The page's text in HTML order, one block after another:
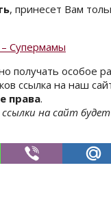
, принесет Вам
Супермамы
получать особое
ссылка на наш
права.
на сайт